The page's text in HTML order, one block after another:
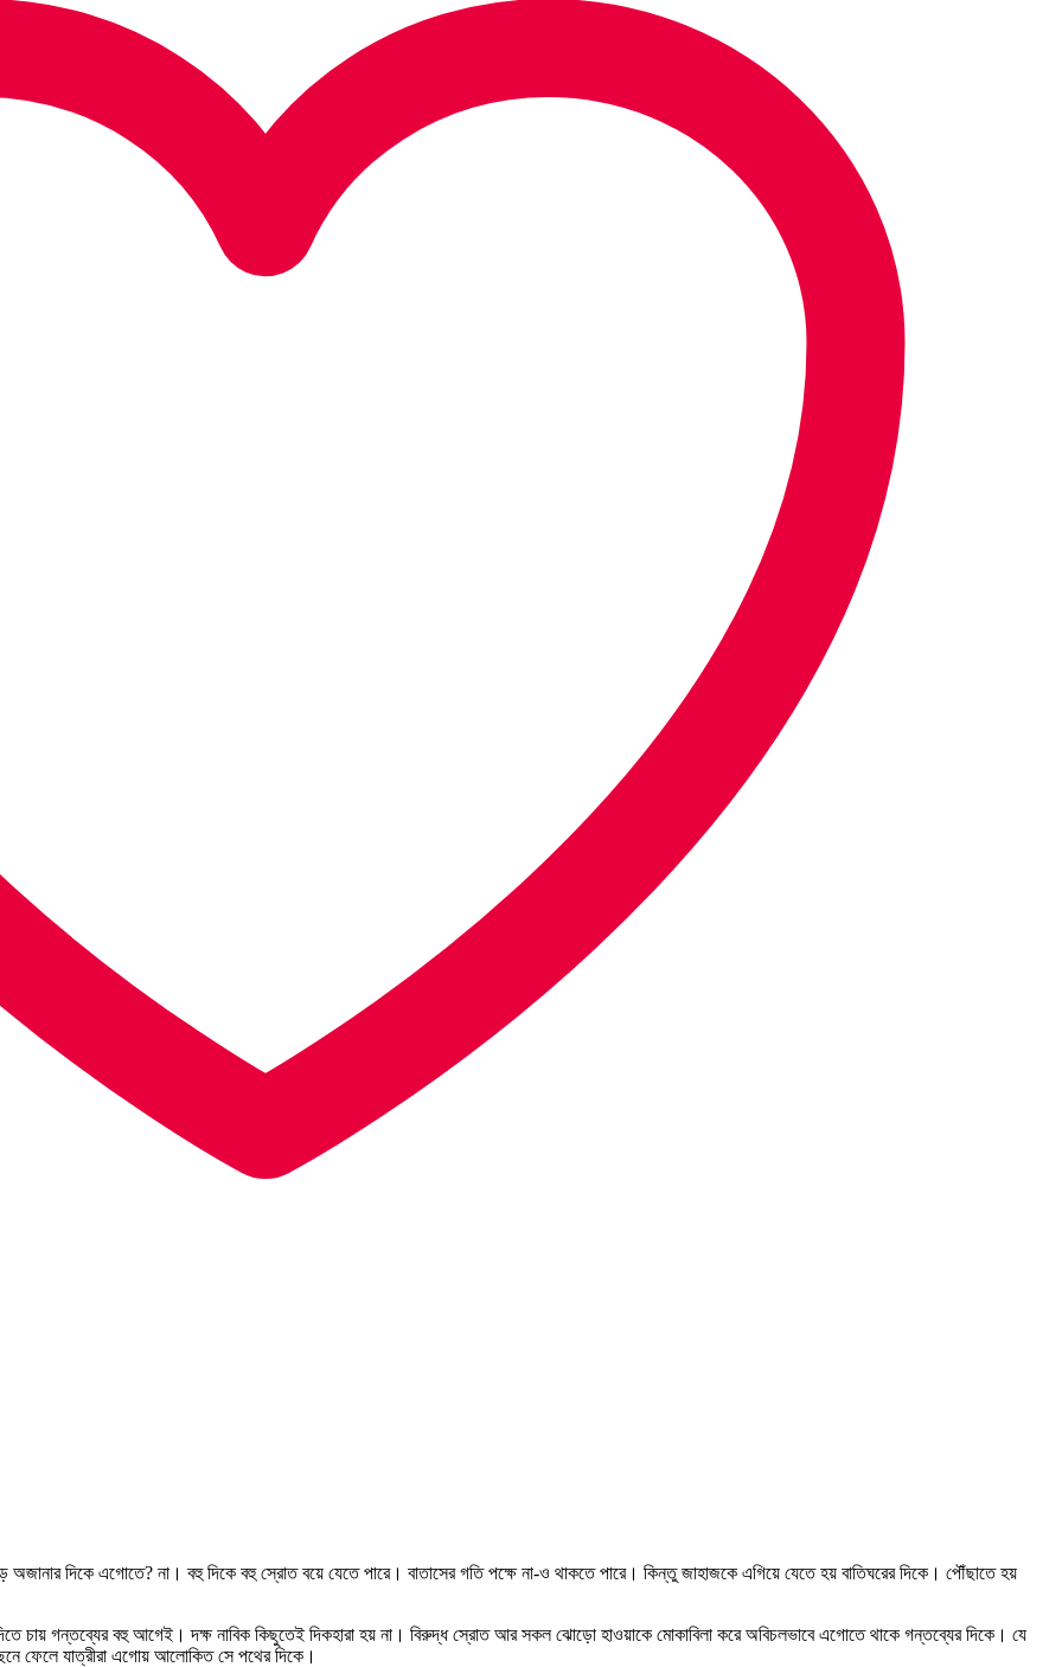
দিকে এগোতে? না। বহু দিকে বহু স্রোত বয়ে যেতে পারে। বাতাসের গতি পক্ষে না-ও থাকতে পারে। কিন্তু জাহাজকে এগিয়ে যেতে হয় বাতিঘরের দিকে। পৌঁছাতে হয়
চায় গন্তব্যের বহু আগেই। দক্ষ নাবিক কিছুতেই দিকহারা হয় না। বিরুদ্ধ স্রোত আর সকল ঝোড়ো হাওয়াকে মোকাবিলা করে অবিচলভাবে এগোতে থাকে গন্তব্যের দিকে। যে
ফেলে যাত্রীরা এগোয় আলোকিত সে পথের দিকে।